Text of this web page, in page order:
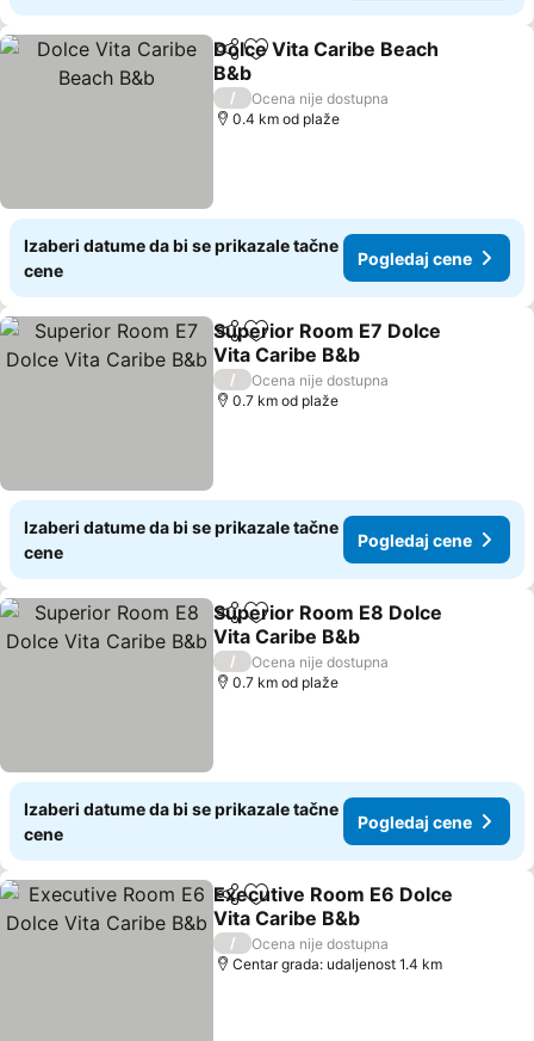
Deli Dodati u favorite
Dolce Vita Caribe Beach
B&b
Pogledaj cene
/
Ocena nije dostupna
0.4 km od plaže
Izaberi datume da bi se prikazale tačne
cene
Pogledaj cene
Deli Dodati u favorite
Superior Room E7 Dolce
Vita Caribe B&b
Pogledaj cene
/
Ocena nije dostupna
0.7 km od plaže
Izaberi datume da bi se prikazale tačne
cene
Pogledaj cene
Deli Dodati u favorite
Superior Room E8 Dolce
Vita Caribe B&b
Pogledaj cene
/
Ocena nije dostupna
0.7 km od plaže
Izaberi datume da bi se prikazale tačne
cene
Pogledaj cene
Deli Dodati u favorite
Executive Room E6 Dolce
Vita Caribe B&b
Pogledaj cene
/
Ocena nije dostupna
Centar grada: udaljenost 1.4 km